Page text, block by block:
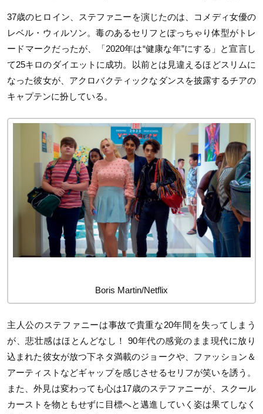
37歳のヒロイン、ステファニーを演じたのは、コメディ女優の
レベル・ウィルソン。毒のあるセリフとぽっちゃり体型がトレ
ードマークだったが、「2020年は“健康な年”にする」と宣言し
て25キロのダイエットに成功。以前とは見違えるほどスリムに
なった彼女が、アクロバクティックなダンスを披露するチアの
キャプテンに扮している。
Boris Martin/Netflix
主人公のステファニーは事故で貴重な20年間を失ってしまう
が、悲壮感はほとんどなし！ 90年代の感覚のまま現代に放り
込まれた彼女が放つ下ネタ満載のジョークや、ファッション＆
アーティストなどギャップを感じさせるセリフが笑いを誘う。
また、外見は変わっても心は17歳のステファニーが、スクール
カーストを物ともせずに目標へと邁進していく姿は果てしなく